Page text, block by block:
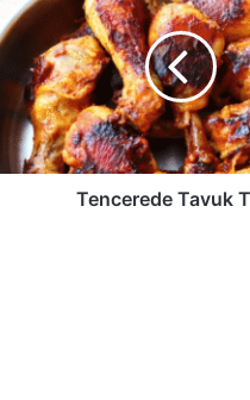
Tencerede Tavuk